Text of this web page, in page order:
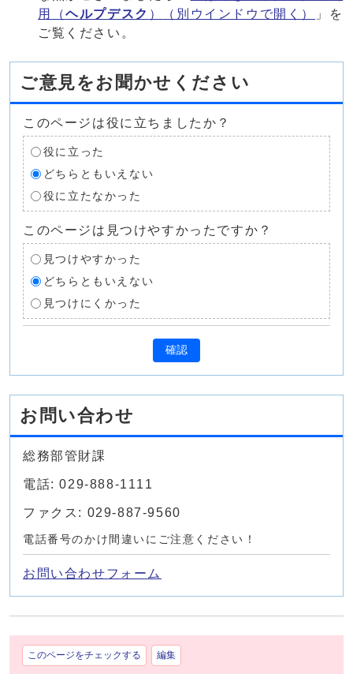
用（ヘルプデスク ） （別ウインドウで開く）
」を
ご覧ください。
ご意見をお聞かせください
このページは役に立ちましたか？
役に立った
どちらともいえない
役に立たなかった
このページは見つけやすかったですか？
見つけやすかった
どちらともいえない
見つけにくかった
確認
お問い合わせ
総務部管財課
電話: 029-888-1111
ファクス: 029-887-9560
電話番号のかけ間違いにご注意ください！
お問い合わせフォーム
このページをチェックする 編集